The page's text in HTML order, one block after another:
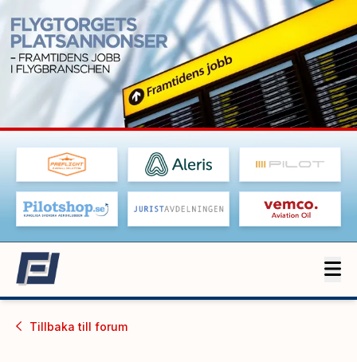
Tillbaka till forum